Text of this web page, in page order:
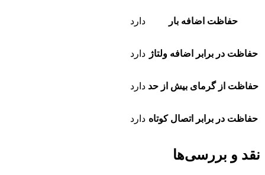
حفاظت اضافه بار دارد
حفاظت در برابر اضافه ولتاژ دارد
حفاظت از گرمای بیش از حد دارد
حفاظت در برابر اتصال کوتاه دارد
نقد و بررسی‌ها